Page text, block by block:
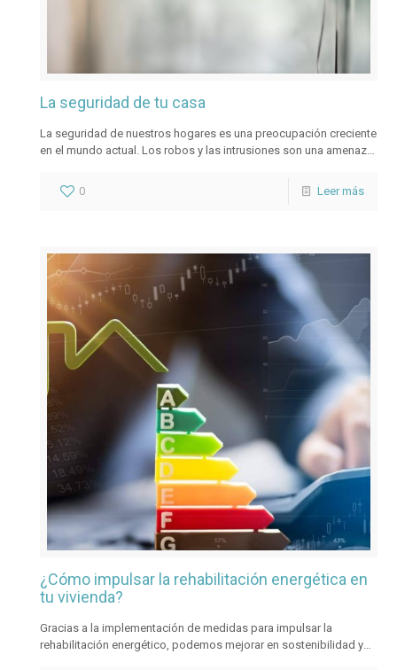
La seguridad de tu casa
La seguridad de nuestros hogares es una preocupación creciente
en el mundo actual. Los robos y las intrusiones son una amenaza
daremos las razones de cómo la instalación de vidrios de
seguridad puede ser una solución eficiente para evitar robos y
0 Leer más
¿Cómo impulsar la rehabilitación energética en
tu vivienda?
Gracias a la implementación de medidas para impulsar la
rehabilitación energético, podemos mejorar en sostenibilidad y